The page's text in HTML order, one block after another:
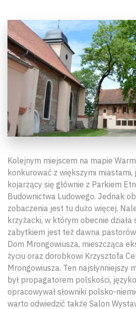
Kolejnym miejscem na mapie
konkurować z większymi miastami,
kojarzący się głównie z Parkiem
Budownictwa Ludowego. Jednak
zobaczenia jest tu dużo więcej.
krzyżacki, w którym obecnie działa
zabytkiem jest też dawna
Dom Mrongowiusza, mieszcząca
życiu oraz dorobkowi Krzysztofa
Mrongowiusza. Ten najsłynniejszy
był propagatorem polskości,
opracowywał słowniki polsko-
warto odwiedzić także Salon